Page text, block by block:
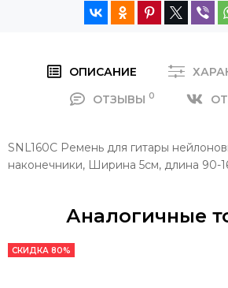
ОПИСАНИЕ
ОТЗЫВЫ 0
SNL160C Ремень для гитары
наконечники, Ширина 5см, длина 90-
Аналогичные
СКИДКА 80%